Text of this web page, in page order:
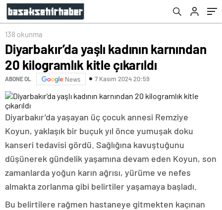
138 okunma
Diyarbakır’da yaşlı kadının karnından
20 kilogramlık kitle çıkarıldı
ABONE OL News 7 Kasım 2024 20:59
Diyarbakır’da yaşayan üç çocuk annesi Remziye
Koyun, yaklaşık bir buçuk yıl önce yumuşak doku
kanseri tedavisi gördü. Sağlığına kavuştuğunu
düşünerek gündelik yaşamına devam eden Koyun, son
zamanlarda yoğun karın ağrısı, yürüme ve nefes
almakta zorlanma gibi belirtiler yaşamaya başladı.
Bu belirtilere rağmen hastaneye gitmekten kaçınan